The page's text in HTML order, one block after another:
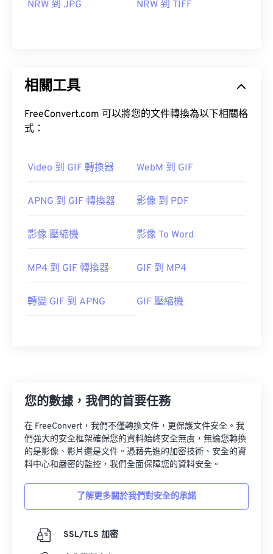
NRW 到 JPG NRW 到 TIFF
相關工具
FreeConvert.com 可以將您的文件轉換為以下相關格
式：
Video 到 GIF 轉換器 WebM 到 GIF
APNG 到 GIF 轉換器 影像 到 PDF
影像 壓縮機 影像 To Word
MP4 到 GIF 轉換器 GIF 到 MP4
轉變 GIF 到 APNG GIF 壓縮機
您的數據，我們的首要任務
在 FreeConvert，我們不僅轉換文件，更保護文件安全。我
們強大的安全框架確保您的資料始終安全無虞，無論您轉換
的是影像、影片還是文件。憑藉先進的加密技術、安全的資
料中心和嚴密的監控，我們全面保障您的資料安全。
了解更多關於我們對安全的承諾
SSL/TLS 加密